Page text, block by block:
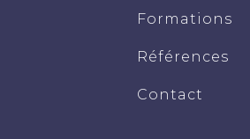
Formations
Références
Contact